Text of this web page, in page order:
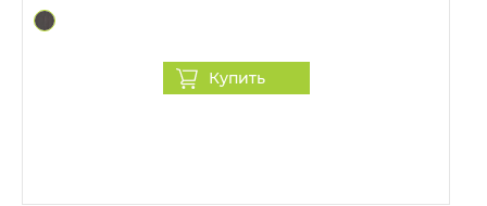
Купить